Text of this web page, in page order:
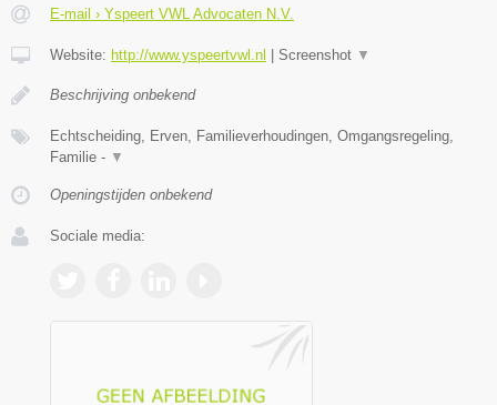
E-mail › Yspeert VWL Advocaten N.V.
Website: http://www.yspeertvwl.nl Screenshot ▼
Beschrijving onbekend
Echtscheiding, Erven, Familieverhoudingen, Omgangsregeling,
Familie - ▼
Openingstijden onbekend
Sociale media: